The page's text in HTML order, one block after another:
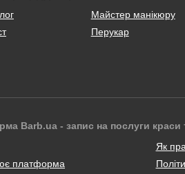
Майстер манікюру
Перукар
Barb.ua - запис на послуги краси
платформа
Як